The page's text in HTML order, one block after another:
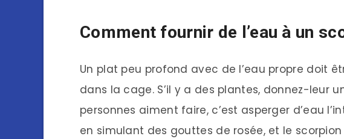
Comment fournir de l’eau à un
Un plat peu profond avec de l’eau propre doit
dans la cage. S’il y a des plantes, donnez-leur
personnes aiment faire, c’est asperger d’eau
en simulant des gouttes de rosée, et le